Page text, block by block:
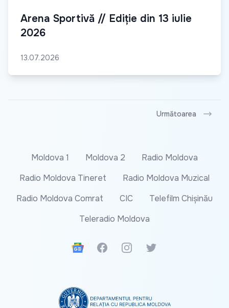
Arena Sportivă // Ediție din 13 iulie
2026
13.07.2026
Următoarea
Moldova 1 Moldova 2
Radio Moldova
Radio Moldova Tineret
Radio Moldova Muzical
Radio Moldova Comrat
CIC
Telefilm Chișinău
Teleradio Moldova
Google News
FacebookInstagramTwitter